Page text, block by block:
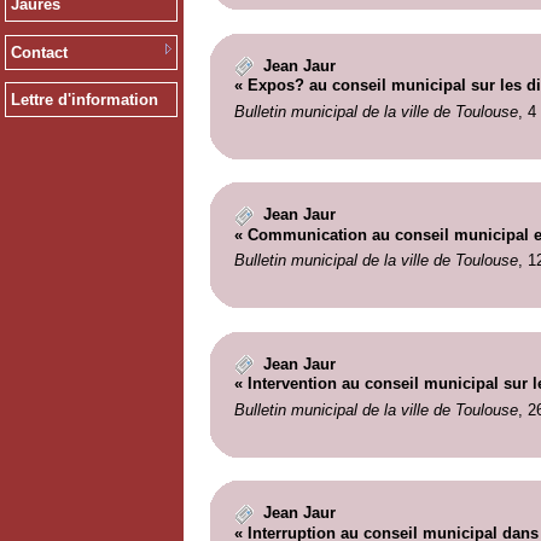
Jaurès
Contact
Lettre d'information
Jean Jaur
« Expos? au conseil municipal sur les
Bulletin municipal de la ville de Toulouse, 4
Jean Jaur
« Communication au conseil municipal
Bulletin municipal de la ville de Toulouse,
Jean Jaur
« Intervention au conseil municipal sur
Bulletin municipal de la ville de Toulouse,
Jean Jaur
« Interruption au conseil municipal